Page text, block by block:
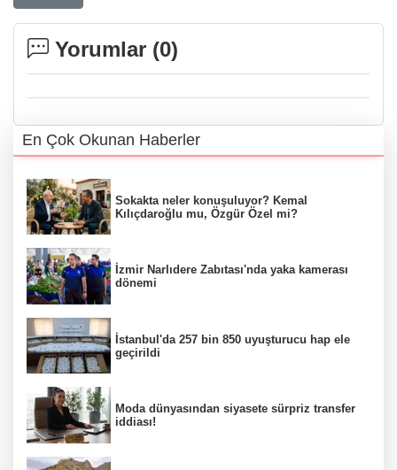
Yorumlar (0)
En Çok Okunan Haberler
Sokakta neler konuşuluyor? Kemal
Kılıçdaroğlu mu, Özgür Özel mi?
İzmir Narlıdere Zabıtası'nda yaka kamerası
dönemi
İstanbul'da 257 bin 850 uyuşturucu hap ele
geçirildi
Moda dünyasından siyasete sürpriz transfer
iddiası!